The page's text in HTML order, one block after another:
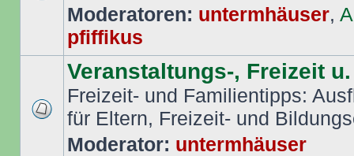
Moderatoren: untermhäuser,
pfiffikus
Veranstaltungs-, Freizeit
Freizeit- und Familientipps:
für Eltern, Freizeit- und
Moderator: untermhäuser